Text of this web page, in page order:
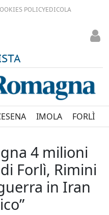
POLICYEDICOLA
IMOLA FORLÌ
4 milioni
Forlì, Rimini
in Iran